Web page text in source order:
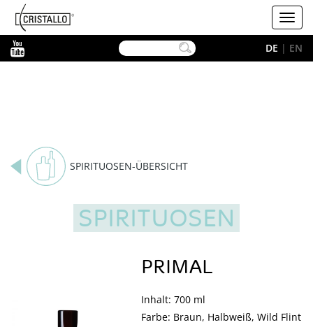
Cristallo
DE | EN
SPIRITUOSEN-ÜBERSICHT
SPIRITUOSEN
PRIMAL
Inhalt: 700 ml
Farbe: Braun, Halbweiß, Wild Flint